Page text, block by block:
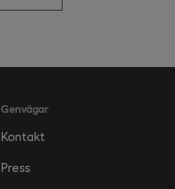
Genvägar
Kontakt
Press